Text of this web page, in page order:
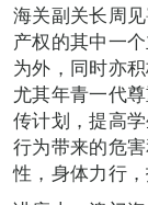
海关副关长周
产权的其中一
为外，同时亦
尤其年青一代
传计划，提高
行为带来的危
性，身体力行，